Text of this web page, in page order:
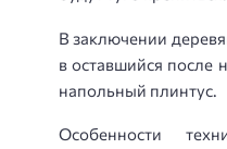
В заключении
в оставшийся после
напольный плинтус.
Особенности